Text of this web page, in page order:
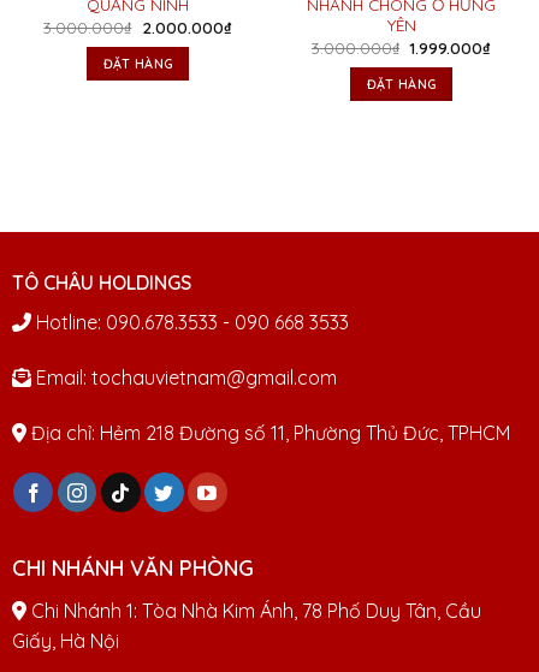
QUẢNG NINH
3.000.000₫ Giá
là:
3.000.000₫.
2.000.000₫Giá
ĐẶT HÀNG
NHANH CHÓNG Ở HƯNG
YÊN
3.000.000₫ Giá
là:
3.000.000₫.
1.999.000₫Giá
ĐẶT HÀNG
TÔ CHÂU HOLDINGS
Hotline: 090.678.3533 - 090 668 3533
Email: tochauvietnam@gmail.com
Địa chỉ: Hẻm 218 Đường số 11, Phường Thủ Đức, TPHCM
CHI NHÁNH VĂN PHÒNG
Chi Nhánh 1: Tòa Nhà Kim Ánh, 78 Phố Duy Tân, Cầu
Giấy, Hà Nội